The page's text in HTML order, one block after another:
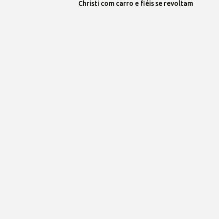
Christi com carro e fiéis se revoltam